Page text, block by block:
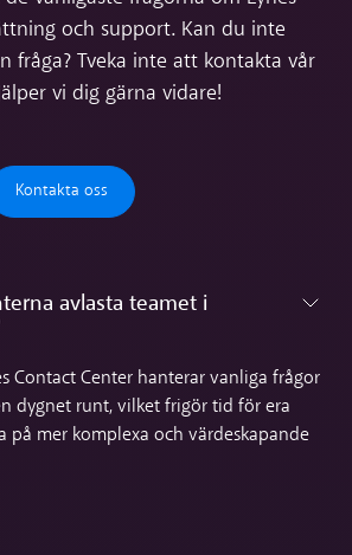
och support. Kan du inte
fråga? Tveka inte att kontakta vår
vi dig gärna vidare!
Kontakta oss
Kontakta oss
avlasta teamet i
Contact Center hanterar vanliga frågor
dygnet runt, vilket frigör tid för era
på mer komplexa och värdeskapande